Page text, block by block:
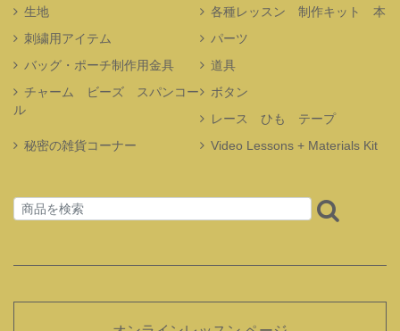
生地
各種レッスン 制作キット 本
刺繍用アイテム
パーツ
バッグ・ポーチ制作用金具
道具
チャーム ビーズ スパンコー
ル
ボタン
レース ひも テープ
秘密の雑貨コーナー
Video Lessons + Materials Kit